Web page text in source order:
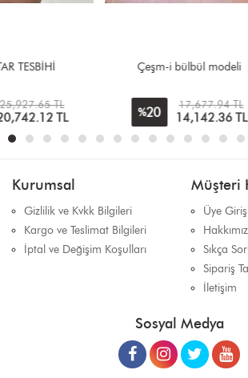
Çeşm-i bülbül modeli
%20 TL
Özel
%20
Kurumsal
Gizlilik ve Kvkk Bilgileri
Kargo ve Teslimat Bilgileri
İptal ve Değişim Koşulları
Müşteri
Üye
Sıkça
Sipariş
İletişim
Sosyal Medya